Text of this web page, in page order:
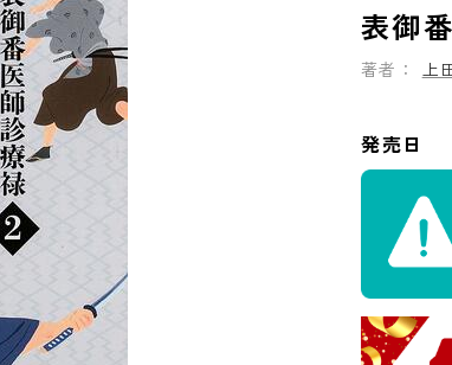
表御
著者： 上
発売日